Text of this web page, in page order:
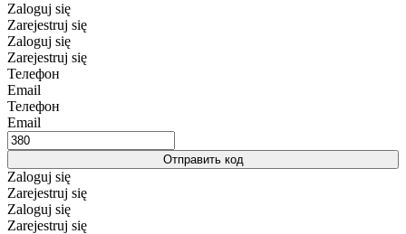
Zaloguj się
Zarejestruj się
Zaloguj się
Zarejestruj się
Телефон
Email
Телефон
Email
Отправить код
Zaloguj się
Zarejestruj się
Zaloguj się
Zarejestruj się